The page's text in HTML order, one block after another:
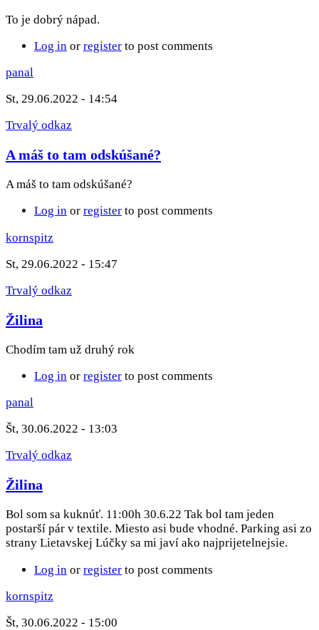
To je dobrý nápad.
Log in or register to post comments
panal
St, 29.06.2022 - 14:54
Trvalý odkaz
A máš to tam odskúšané?
A máš to tam odskúšané?
Log in or register to post comments
kornspitz
St, 29.06.2022 - 15:47
Trvalý odkaz
Žilina
Chodím tam už druhý rok
Log in or register to post comments
panal
Št, 30.06.2022 - 13:03
Trvalý odkaz
Žilina
Bol som sa kuknúť. 11:00h 30.6.22 Tak bol tam jeden
postarší pár v textile. Miesto asi bude vhodné. Parking asi zo
strany Lietavskej Lúčky sa mi javí ako najprijetelnejsie.
Log in or register to post comments
kornspitz
Št, 30.06.2022 - 15:00